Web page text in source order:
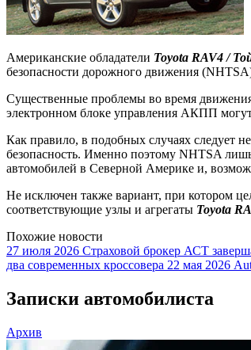
Американские обладатели Toyota RAV4 /
безопасности дорожного движения
Существенные проблемы во время
электронном блоке управления АКПП
Как правило, в подобных случаях следует
безопасность. Именно поэтому NHTSA
автомобилей в Северной Америке и,
Не исключен также вариант, при котором
соответствующие узлы и агрегаты Toyota
Похожие новости
27 июля 2026 Страховой брокер АСТ
два современных кроссовера 22 мая 2026
Записки автомобилиста
Архив